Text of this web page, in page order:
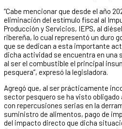
“Cabe mencionar que desde el año
eliminación del estímulo fiscal al
Producción y Servicios, IEPS, al
ribereña, lo cual representó un duro
que se dedican a esta importante
dicha actividad se encuentra en
al ser el combustible el principal
pesquera”, expresó la legisladora.
Agregó que, al ser prácticamente
sector pesquero se ha visto
con repercusiones serias en la
suministro de alimentos, pago de
del impacto directo que dicha